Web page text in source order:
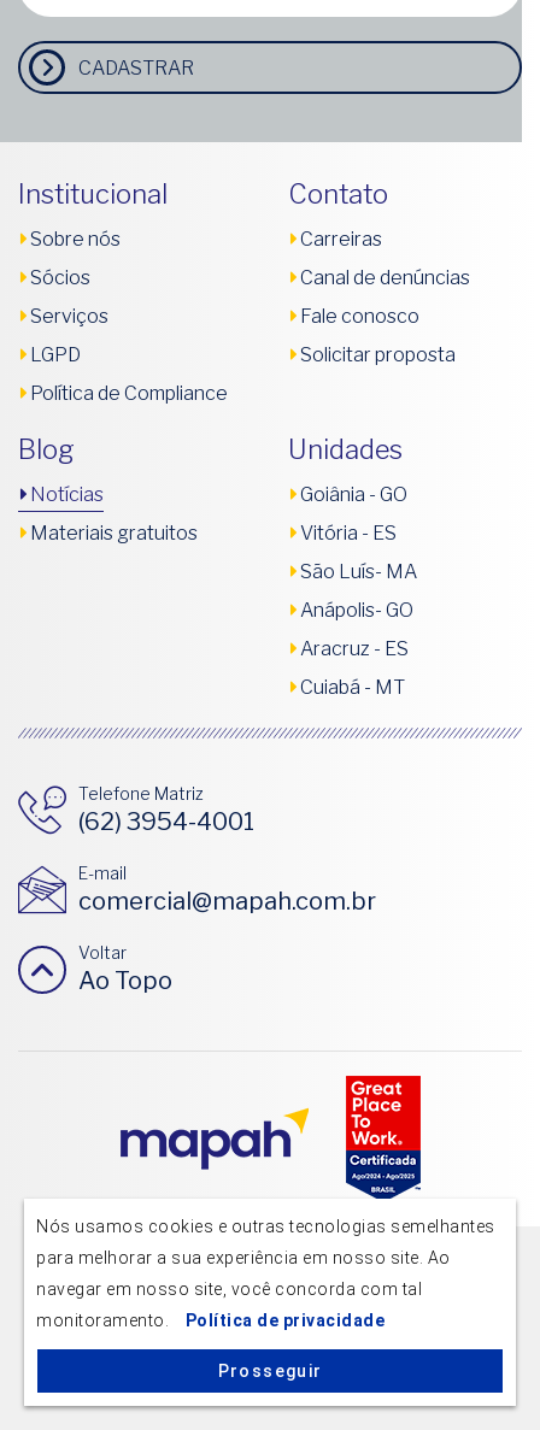
CADASTRAR
Institucional
Sobre nós
Sócios
Serviços
LGPD
Política de Compliance
Contato
Carreiras
Canal de denúncias
Fale conosco
Solicitar proposta
Blog
Notícias
Materiais gratuitos
Unidades
Goiânia - GO
Vitória - ES
São Luís- MA
Anápolis- GO
Aracruz - ES
Cuiabá - MT
Telefone Matriz
(62) 3954-4001
E-mail
comercial@mapah.com.br
Voltar
Ao Topo
© 2026 - Mapah - Consultoria, Auditoria e Contabilidade
Nós usamos cookies e outras tecnologias semelhantes
para melhorar a sua experiência em nosso site. Ao
navegar em nosso site, você concorda com tal
monitoramento.
Política de privacidade
Prosseguir